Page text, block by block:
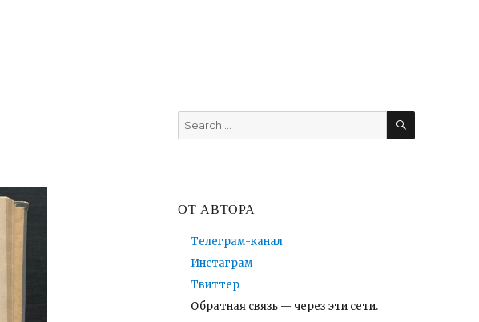
Search
for:
SEARCH
ОТ АВТОРА
Телеграм-канал
Инстаграм
Твиттер
Обратная связь — через эти сети.